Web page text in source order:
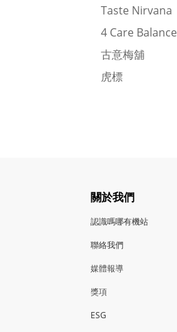
Taste Nirvana
4 Care Balance
古意梅舖
虎標
關於我們
認識嗎哪有機站
聯絡我們
媒體報導
獎項
ESG